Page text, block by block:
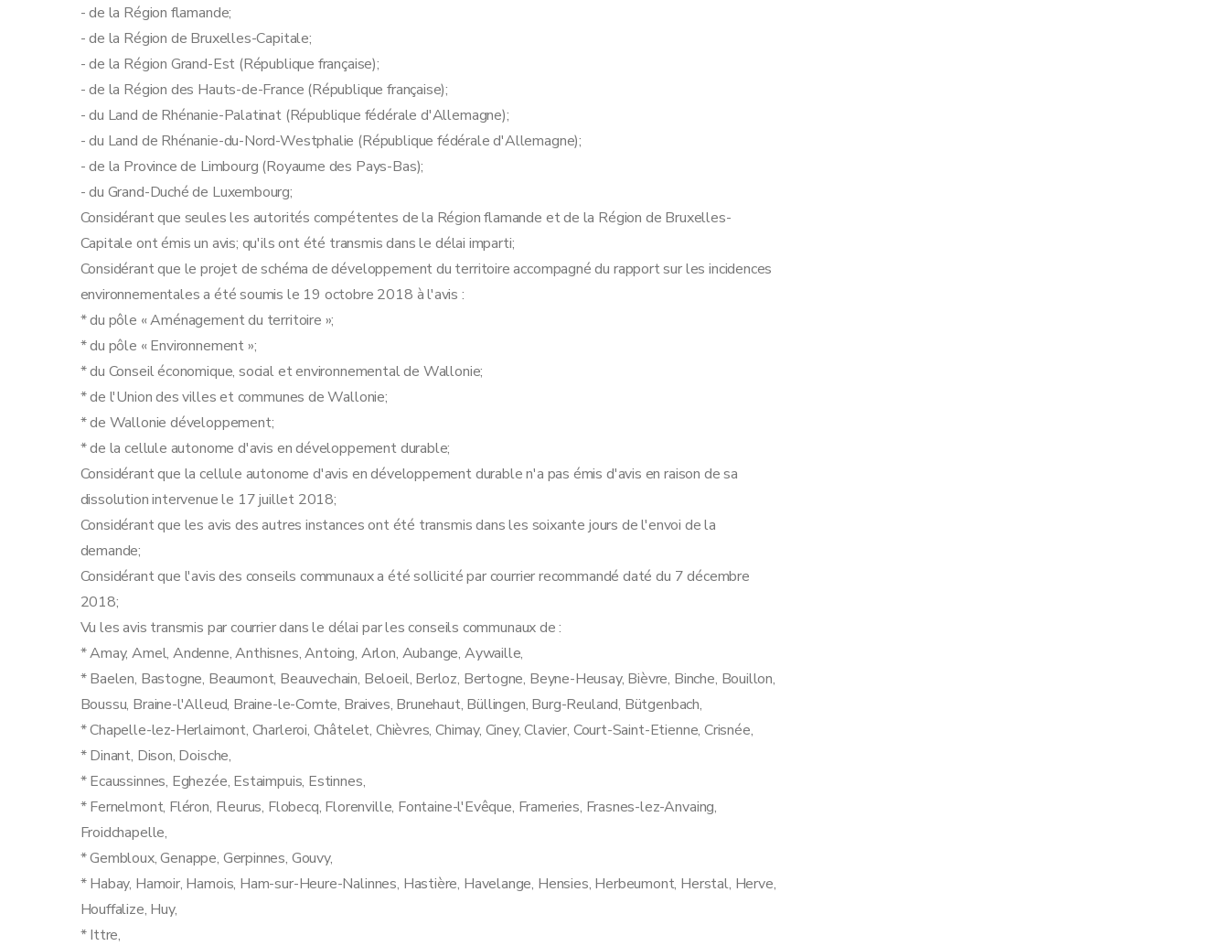
- de la Région flamande;
- de la Région de Bruxelles-Capitale;
- de la Région Grand-Est (République française);
- de la Région des Hauts-de-France (République française);
- du Land de Rhénanie-Palatinat (République fédérale d'Allemagne);
- du Land de Rhénanie-du-Nord-Westphalie (République fédérale d'Allemagne);
- de la Province de Limbourg (Royaume des Pays-Bas);
- du Grand-Duché de Luxembourg;
Considérant que seules les autorités compétentes de la Région flamande et de la Région de Bruxelles-
Capitale ont émis un avis; qu'ils ont été transmis dans le délai imparti;
Considérant que le projet de schéma de développement du territoire accompagné du rapport sur les incidences
environnementales a été soumis le 19 octobre 2018 à l'avis :
* du pôle « Aménagement du territoire »;
* du pôle « Environnement »;
* du Conseil économique, social et environnemental de Wallonie;
* de l'Union des villes et communes de Wallonie;
* de Wallonie développement;
* de la cellule autonome d'avis en développement durable;
Considérant que la cellule autonome d'avis en développement durable n'a pas émis d'avis en raison de sa
dissolution intervenue le 17 juillet 2018;
Considérant que les avis des autres instances ont été transmis dans les soixante jours de l'envoi de la
demande;
Considérant que l'avis des conseils communaux a été sollicité par courrier recommandé daté du 7 décembre
2018;
Vu les avis transmis par courrier dans le délai par les conseils communaux de :
* Amay, Amel, Andenne, Anthisnes, Antoing, Arlon, Aubange, Aywaille,
* Baelen, Bastogne, Beaumont, Beauvechain, Beloeil, Berloz, Bertogne, Beyne-Heusay, Bièvre, Binche, Bouillon,
Boussu, Braine-l'Alleud, Braine-le-Comte, Braives, Brunehaut, Büllingen, Burg-Reuland, Bütgenbach,
* Chapelle-lez-Herlaimont, Charleroi, Châtelet, Chièvres, Chimay, Ciney, Clavier, Court-Saint-Etienne, Crisnée,
* Dinant, Dison, Doische,
* Ecaussinnes, Eghezée, Estaimpuis, Estinnes,
* Fernelmont, Fléron, Fleurus, Flobecq, Florenville, Fontaine-l'Evêque, Frameries, Frasnes-lez-Anvaing,
Froidchapelle,
* Gembloux, Genappe, Gerpinnes, Gouvy,
* Habay, Hamoir, Hamois, Ham-sur-Heure-Nalinnes, Hastière, Havelange, Hensies, Herbeumont, Herstal, Herve,
Houffalize, Huy,
* Ittre,